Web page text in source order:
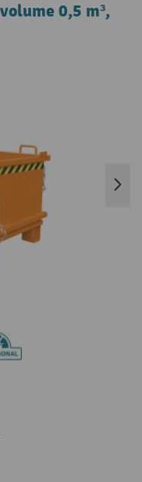
0,5 m³,